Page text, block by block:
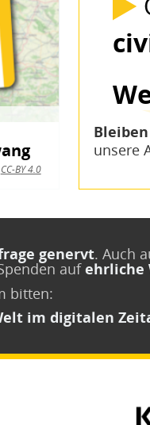
CC-BY 4.0
unsere
genervt. Auch
aufehrliche
bitten:
im digitalen